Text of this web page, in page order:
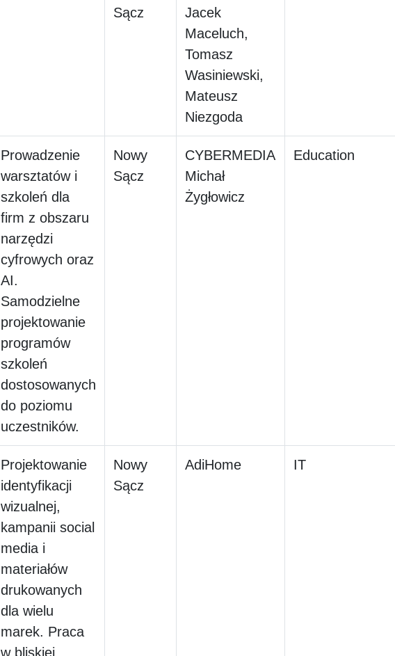
Sącz
Jacek
Maceluch,
Tomasz
Wasiniewski,
Mateusz
Niezgoda
Prowadzenie
warsztatów i
szkoleń dla
firm z obszaru
narzędzi
cyfrowych oraz
AI.
Samodzielne
projektowanie
programów
szkoleń
dostosowanych
do poziomu
uczestników.
Nowy
Sącz
CYBERMEDIA
Michał
Żygłowicz
Education
Projektowanie
identyfikacji
wizualnej,
kampanii social
media i
materiałów
drukowanych
dla wielu
marek. Praca
w bliskiej
Nowy
Sącz
AdiHome IT